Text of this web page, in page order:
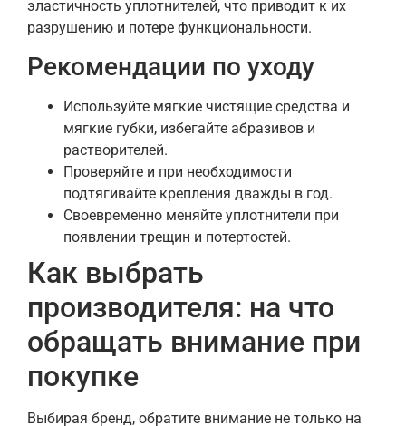
эластичность уплотнителей, что приводит к их
разрушению и потере функциональности.
Рекомендации по уходу
Используйте мягкие чистящие средства и
мягкие губки, избегайте абразивов и
растворителей.
Проверяйте и при необходимости
подтягивайте крепления дважды в год.
Своевременно меняйте уплотнители при
появлении трещин и потертостей.
Как выбрать
производителя: на что
обращать внимание при
покупке
Выбирая бренд, обратите внимание не только на